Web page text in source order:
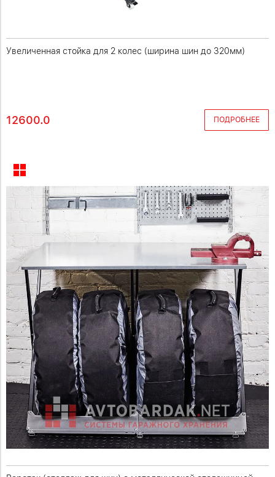
Увеличенная стойка для 2 колес (ширина шин до 320мм)
12600.0 ПОДРОБНЕЕ